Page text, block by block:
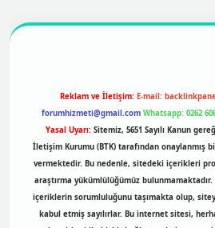
Reklam ve İletişim: E-mail:
forumhizmeti@gmail.com Whatsapp: 0262
Yasal Uyarı: Sitemiz, 5651 Sayılı Kanun
İletişim Kurumu (BTK) tarafından onaylanmış
vermektedir. Bu nedenle, sitedeki içerikleri
araştırma yükümlülüğümüz
içeriklerin sorumluluğunu taşımakta olup,
kabul etmiş sayılırlar. Bu internet sitesi,